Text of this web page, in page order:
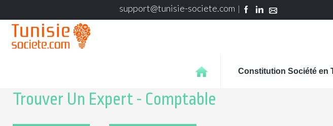
support@tunisie-societe.com
Constitution Société en
Trouver Un Expert - Comptable